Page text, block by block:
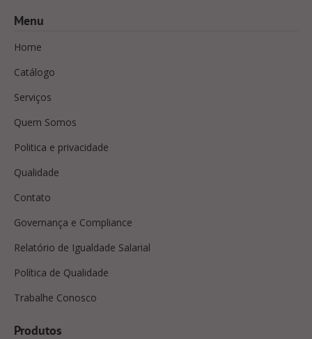
Menu
Home
Catálogo
Serviços
Quem Somos
Politica e privacidade
Qualidade
Contato
Governança e Compliance
Relatório de Igualdade Salarial
Política de Qualidade
Trabalhe Conosco
Produtos